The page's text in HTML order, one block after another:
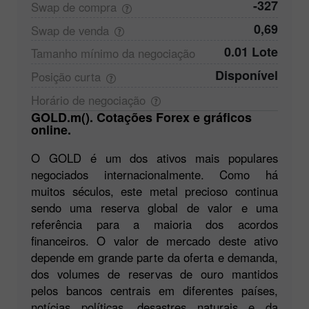
Swap de compra -327
Swap de venda 0,69
Tamanho mínimo da negociação 0.01 Lote
Posição curta Disponível
Horário de negociação
GOLD.m(). Cotações Forex e gráficos
online.
O GOLD é um dos ativos mais populares
negociados internacionalmente. Como há
muitos séculos, este metal precioso continua
sendo uma reserva global de valor e uma
referência para a maioria dos acordos
financeiros. O valor de mercado deste ativo
depende em grande parte da oferta e demanda,
dos volumes de reservas de ouro mantidos
pelos bancos centrais em diferentes países,